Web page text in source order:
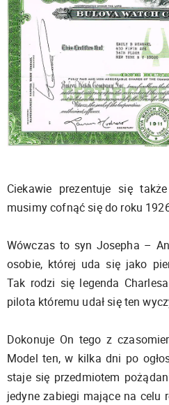
Ciekawie prezentuje się
musimy cofnąć się do roku
Wówczas to syn Josepha –
osobie, której uda się jako
Tak rodzi się legenda
pilota któremu udał się ten
Dokonuje On tego z
Model ten, w kilka dni po
staje się przedmiotem
jedyne zabiegi mające na celu